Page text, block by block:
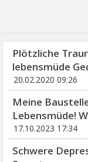
Plötzliche
lebensmüde
20.02.2020 09:26
Meine
Lebensmüde!
17.10.2023 17:34
Schwere